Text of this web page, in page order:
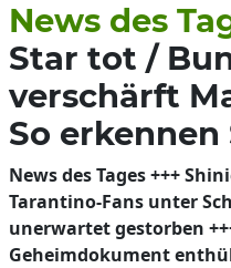
News des
Star tot /
verschärft
So erkennen
News des Tages +++
Tarantino-Fans unter
unerwartet gestorben
Geheimdokument